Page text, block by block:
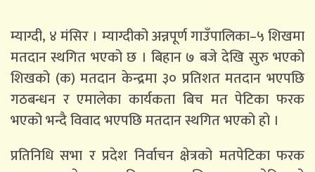
म्याग्दी, ४ मंसिर । म्याग्दीको अन्नपूर्ण गाउँपालिका–५ शिखमा
मतदान स्थगित भएको छ । बिहान ७ बजे देखि सुरु भएको
शिखको (क) मतदान केन्द्रमा ३० प्रतिशत मतदान भएपछि
गठबन्धन र एमालेका कार्यकता बिच मत पेटिका फरक
भएको भन्दै विवाद भएपछि मतदान स्थगित भएको हो ।
प्रतिनिधि सभा र प्रदेश निर्वाचन क्षेत्रको मतपेटिका फरक